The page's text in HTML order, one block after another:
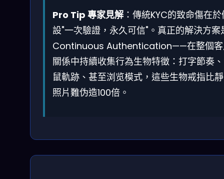
Pro Tip 專家見解 ：傳統KYC的致命傷在
設"一次驗證，永久可信"。真正的解決方案
Continuous Authentication——在整個
關係中持續收集行為生物特徵：打字節奏
鼠軌跡、甚至浏览模式，這些生物戒指比
照片難伪造100倍。